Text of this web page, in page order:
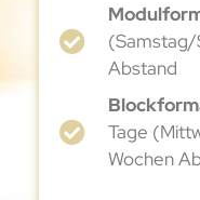
(Samstag/
Abstand
Tage
Wochen